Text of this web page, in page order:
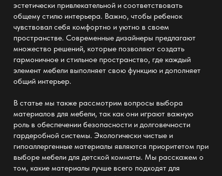
эстетически привлекательной и соответствовать
общему стилю интерьера. Важно, чтобы ребенок
чувствовал себя комфортно и уютно в своем
пространстве. Современные дизайнеры предлагают
множество решений, которые позволяют создать
гармоничное и стильное пространство, где каждый
элемент мебели выполняет свою функцию и дополняет
общий интерьер.
В статье мы также рассмотрим вопросы выбора
материалов для мебели, так как они играют важную
роль в обеспечении безопасности и долговечности
гардеробной системы. Экологически чистые и
гипоаллергенные материалы являются приоритетом при
выборе мебели для детской комнаты. Мы расскажем о
том, какие материалы лучше всего подходят для